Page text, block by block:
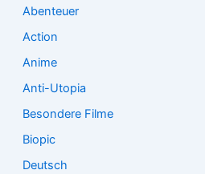
Abenteuer
Action
Anime
Anti-Utopia
Besondere Filme
Biopic
Deutsch